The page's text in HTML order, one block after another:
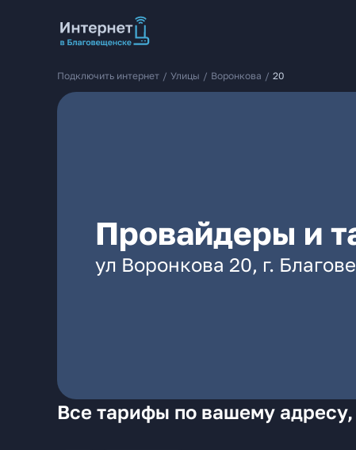
Подключить интернет / Улицы / Воронкова / 20
Провайдеры и
ул Воронкова 20, г.
Все тарифы по вашему